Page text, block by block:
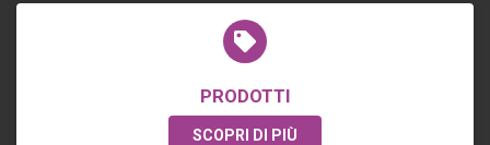
PRODOTTI
SCOPRI DI PIÙ